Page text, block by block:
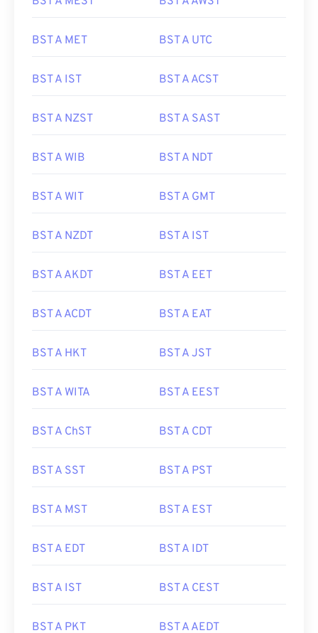
BST A MET BST A UTC
BST A IST BST A ACST
BST A NZST BST A SAST
BST A WIB BST A NDT
BST A WIT BST A GMT
BST A NZDT BST A IST
BST A AKDT BST A EET
BST A ACDT BST A EAT
BST A HKT BST A JST
BST A WITA BST A EEST
BST A ChST BST A CDT
BST A SST BST A PST
BST A MST BST A EST
BST A EDT BST A IDT
BST A IST BST A CEST
BST A PKT BST A AEDT